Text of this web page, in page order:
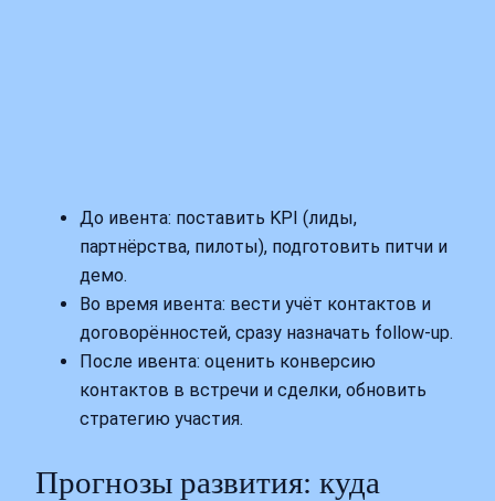
До ивента: поставить KPI (лиды,
партнёрства, пилоты), подготовить питчи и
демо.
Во время ивента: вести учёт контактов и
договорённостей, сразу назначать follow‑up.
После ивента: оценить конверсию
контактов в встречи и сделки, обновить
стратегию участия.
Прогнозы развития: куда